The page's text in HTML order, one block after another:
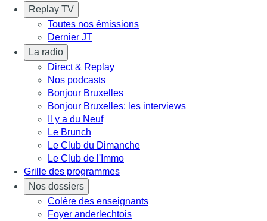
Replay TV
Toutes nos émissions
Dernier JT
La radio
Direct & Replay
Nos podcasts
Bonjour Bruxelles
Bonjour Bruxelles: les interviews
Il y a du Neuf
Le Brunch
Le Club du Dimanche
Le Club de l'Immo
Grille des programmes
Nos dossiers
Colère des enseignants
Foyer anderlechtois